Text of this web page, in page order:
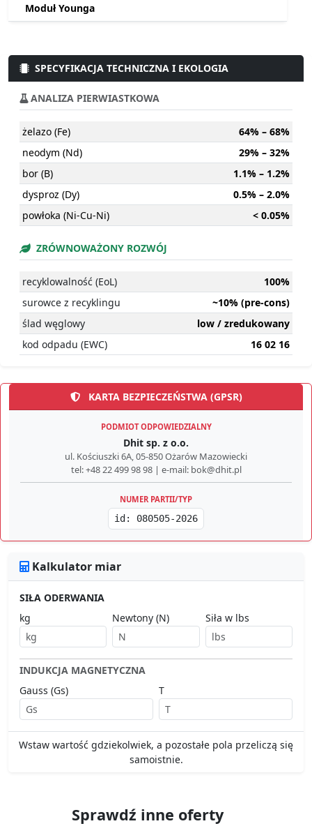
Moduł Younga
SPECYFIKACJA TECHNICZNA I EKOLOGIA
ANALIZA PIERWIASTKOWA
żelazo (Fe)
64% – 68%
neodym (Nd)
29% – 32%
bor (B)
1.1% – 1.2%
dysproz (Dy)
0.5% – 2.0%
powłoka (Ni-Cu-Ni)
< 0.05%
ZRÓWNOWAŻONY ROZWÓJ
recyklowalność (EoL)
100%
surowce z recyklingu
~10% (pre-cons)
ślad węglowy
low / zredukowany
kod odpadu (EWC)
16 02 16
KARTA BEZPIECZEŃSTWA (GPSR)
PODMIOT ODPOWIEDZIALNY
Dhit sp. z o.o.
ul. Kościuszki 6A, 05-850 Ożarów Mazowiecki
tel: +48 22 499 98 98 | e-mail: bok@dhit.pl
NUMER PARTII/TYP
id: 080505-2026
Kalkulator miar
SIŁA ODERWANIA
kg
Newtony (N) Siła w lbs
INDUKCJA MAGNETYCZNA
Gauss (Gs)
T
Wstaw wartość gdziekolwiek, a pozostałe pola przeliczą się
samoistnie.
Sprawdź inne oferty